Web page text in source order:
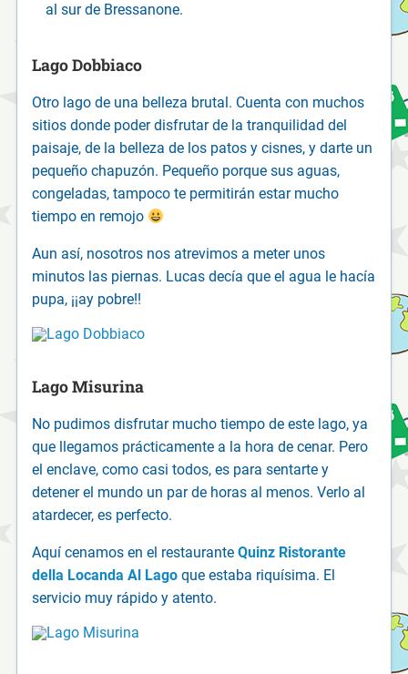
al sur de Bressanone.
Lago Dobbiaco
Otro lago de una belleza brutal. Cuenta con muchos
sitios donde poder disfrutar de la tranquilidad del
paisaje, de la belleza de los patos y cisnes, y darte un
pequeño chapuzón. Pequeño porque sus aguas,
congeladas, tampoco te permitirán estar mucho
tiempo en remojo
Aun así, nosotros nos atrevimos a meter unos
minutos las piernas. Lucas decía que el agua le hacía
pupa, ¡¡ay pobre!!
Lago Misurina
No pudimos disfrutar mucho tiempo de este lago, ya
que llegamos prácticamente a la hora de cenar. Pero
el enclave, como casi todos, es para sentarte y
detener el mundo un par de horas al menos. Verlo al
atardecer, es perfecto.
Aquí cenamos en el restauranteQuinz Ristorante
della Locanda Al Lago que estaba riquísima. El
servicio muy rápido y atento.